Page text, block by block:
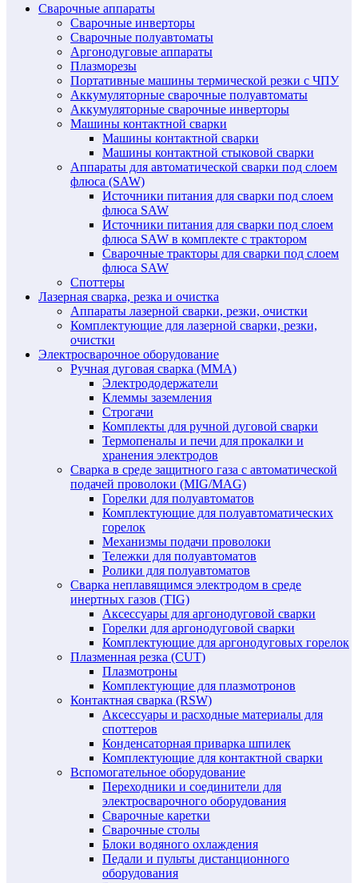
Сварочные аппараты
Сварочные инверторы
Сварочные полуавтоматы
Аргонодуговые аппараты
Плазморезы
Портативные машины термической резки с ЧПУ
Аккумуляторные сварочные полуавтоматы
Аккумуляторные сварочные инверторы
Машины контактной сварки
Машины контактной сварки
Машины контактной стыковой сварки
Аппараты для автоматической сварки под слоем
флюса (SAW)
Источники питания для сварки под слоем
флюса SAW
Источники питания для сварки под слоем
флюса SAW в комплекте с трактором
Сварочные тракторы для сварки под слоем
флюса SAW
Споттеры
Лазерная сварка, резка и очистка
Аппараты лазерной сварки, резки, очистки
Комплектующие для лазерной сварки, резки,
очистки
Электросварочное оборудование
Ручная дуговая сварка (MMA)
Электрододержатели
Клеммы заземления
Строгачи
Комплекты для ручной дуговой сварки
Термопеналы и печи для прокалки и
хранения электродов
Сварка в среде защитного газа с автоматической
подачей проволоки (MIG/MAG)
Горелки для полуавтоматов
Комплектующие для полуавтоматических
горелок
Механизмы подачи проволоки
Тележки для полуавтоматов
Ролики для полуавтоматов
Сварка неплавящимся электродом в среде
инертных газов (TIG)
Аксессуары для аргонодуговой сварки
Горелки для аргонодуговой сварки
Комплектующие для аргонодуговых горелок
Плазменная резка (CUT)
Плазмотроны
Комплектующие для плазмотронов
Контактная сварка (RSW)
Аксессуары и расходные материалы для
споттеров
Конденсаторная приварка шпилек
Комплектующие для контактной сварки
Вспомогательное оборудование
Переходники и соединители для
электросварочного оборудования
Сварочные каретки
Сварочные столы
Блоки водяного охлаждения
Педали и пульты дистанционного
оборудования